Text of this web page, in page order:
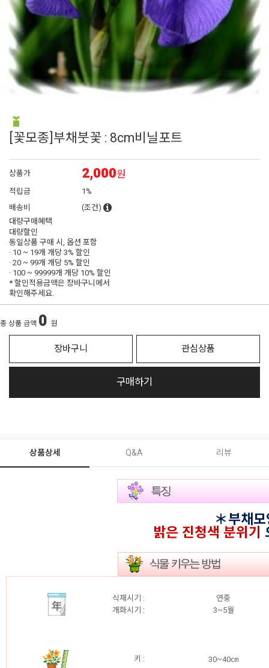
[꽃모종]부채붓꽃 : 8cm비닐포트
상품가 2,000원
적립금
1%
배송비
(조건)
대량구매혜택
대량할인
동일상품 구매 시, 옵션 포함
· 10 ~ 19개 개당3% 할인
· 20 ~ 99개 개당 5% 할인
· 100 ~ 99999개 개당 10% 할인
* 할인적용금액은 장바구니에서
확인해주세요.
총 상품 금액 0 원
장바구니 관심상품
구매하기
상품상세 Q&A 리뷰
＊부채
밝은 진청색 분위기
식재시기 :
개화시기 :
연중
3~5월
키 : 30~40㎝